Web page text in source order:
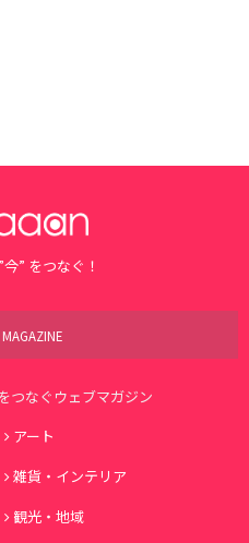
” をつなぐ！
MAGAZINE
つなぐウェブマガジン
アート
雑貨・インテリア
観光・地域